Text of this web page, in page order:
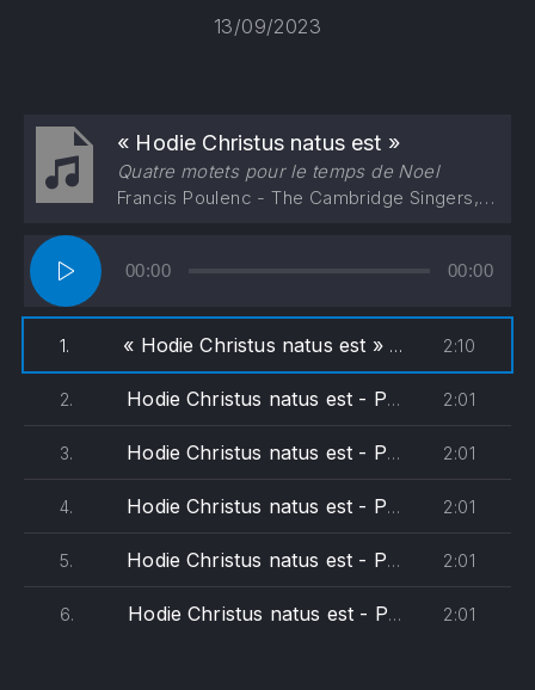
13/09/2023
« Hodie Christus natus est »
Quatre motets pour le temps de Noel
Francis Poulenc - The Cambridge Singers, John Rutter
Lecteur
audio
00:00 00:00
1. « Hodie Christus natus est » — Francis
2:10
2. Hodie Christus natus est - Poulenc (soprane) 2:01
3. Hodie Christus natus est - Poulenc (alto I) 2:01
4. Hodie Christus natus est - Poulenc (alto II) 2:01
5. Hodie Christus natus est - Poulenc (ténor) 2:01
6. Hodie Christus natus est - Poulenc (basse) 2:01